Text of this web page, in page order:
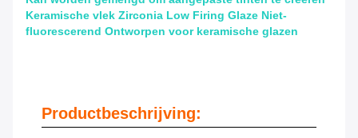
Keramische vlek Zirconia Low Firing Glaze Niet-
fluorescerend Ontworpen voor keramische glazen
Productbeschrijving: